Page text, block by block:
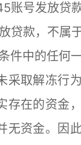
账号发放贷
贷款，不属
件中的任何
采取解冻行
存在的资金
无资金。因